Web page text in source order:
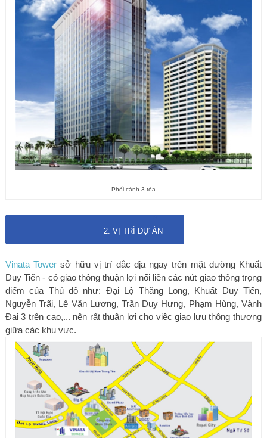
Phối cảnh 3 tòa
2. VỊ TRÍ DỰ ÁN
Vinata Tower sở hữu vị trí đắc địa ngay trên mặt đường Khuất
Duy Tiến - có giao thông thuận lợi nối liền các nút giao thông trọng
điểm của Thủ đô như: Đại Lộ Thăng Long, Khuất Duy Tiến,
Nguyễn Trãi, Lê Văn Lương, Trần Duy Hưng, Phạm Hùng, Vành
Đai 3 trên cao,... nên rất thuận lợi cho việc giao lưu thông thương
giữa các khu vực.